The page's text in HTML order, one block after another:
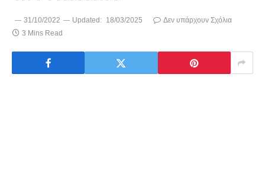
31/10/2022 Updated: 18/03/2025
Δεν υπάρχουν Σχόλια
3 Mins Read